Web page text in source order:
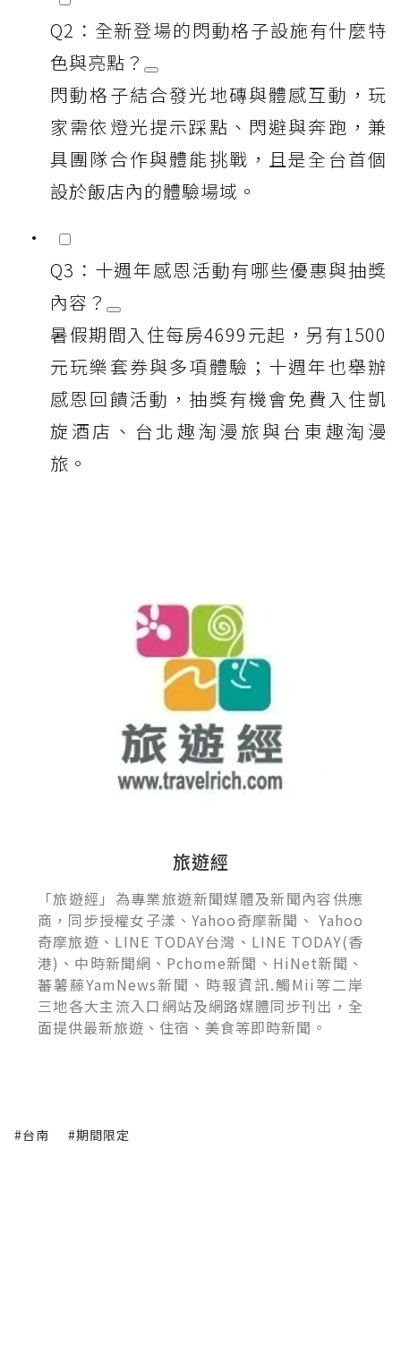
Q2：全新登場的閃動格子設施有什麼特
色與亮點？
閃動格子結合發光地磚與體感互動，玩
家需依燈光提示踩點、閃避與奔跑，兼
具團隊合作與體能挑戰，且是全台首個
設於飯店內的體驗場域。
Q3：十週年感恩活動有哪些優惠與抽獎
內容？
暑假期間入住每房4699元起，另有1500
元玩樂套券與多項體驗；十週年也舉辦
感恩回饋活動，抽獎有機會免費入住凱
旋酒店、台北趣淘漫旅與台東趣淘漫
旅。
旅遊經
「旅遊經」為專業旅遊新聞媒體及新聞內容供應
商，同步授權女子漾、Yahoo奇摩新聞、 Yahoo
奇摩旅遊、LINE TODAY台灣、LINE TODAY(香
港)、中時新聞網、Pchome新聞、HiNet新聞、
蕃薯藤YamNews新聞、時報資訊.觸Mii等二岸
三地各大主流入口網站及網路媒體同步刊出，全
面提供最新旅遊、住宿、美食等即時新聞。
#台南 #期間限定